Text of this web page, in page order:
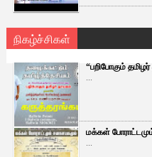
நிகழ்ச்சிகள்
“பறிபோகும்
...
மக்கள்
...